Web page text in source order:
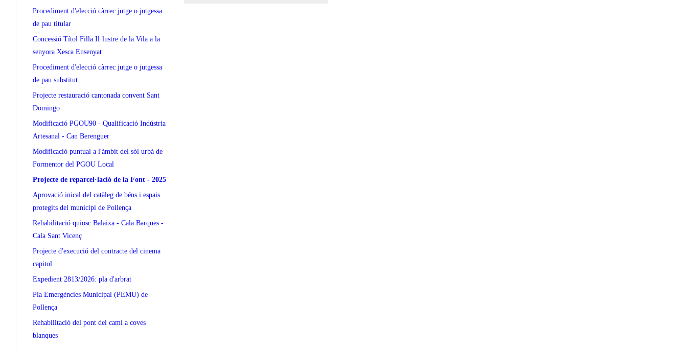
Procediment d'elecció càrrec jutge o jutgessa
de pau titular
Concessió Títol Filla Il·lustre de la Vila a la
senyora Xesca Ensenyat
Procediment d'elecció càrrec jutge o jutgessa
de pau substitut
Projecte restauració cantonada convent Sant
Domingo
Modificació PGOU90 - Qualificació Indústria
Artesanal - Can Berenguer
Modificació puntual a l'àmbit del sòl urbà de
Formentor del PGOU Local
Projecte de reparcel·lació de la Font - 2025
Aprovació inical del catàleg de béns i espais
protegits del municipi de Pollença
Rehabilitació quiosc Balaixa - Cala Barques -
Cala Sant Vicenç
Projecte d'execució del contracte del cinema
capitol
Expedient 2813/2026: pla d'arbrat
Pla Emergències Municipal (PEMU) de
Pollença
Rehabilitació del pont del camí a coves
blanques